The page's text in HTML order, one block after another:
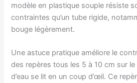
modèle en plastique souple résiste
contraintes qu’un tube rigide,
bouge légèrement.
Une astuce pratique améliore le
des repères tous les 5 à 10 cm sur
d’eau se lit en un coup d’œil. Ce